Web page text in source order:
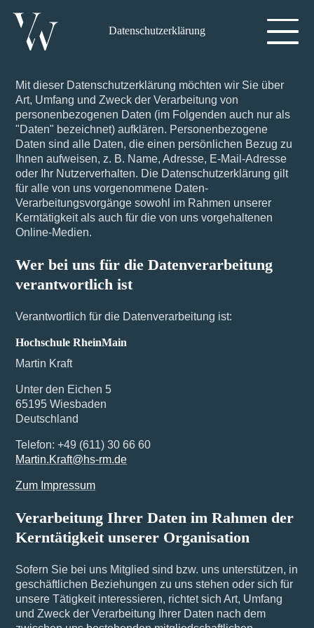
Datenschutzerklärung
Mit dieser Datenschutzerklärung möchten wir Sie über
Art, Umfang und Zweck der Verarbeitung von
personenbezogenen Daten (im Folgenden auch nur als
"Daten" bezeichnet) aufklären. Personenbezogene
Daten sind alle Daten, die einen persönlichen Bezug zu
Ihnen aufweisen, z. B. Name, Adresse, E-Mail-Adresse
oder Ihr Nutzerverhalten. Die Datenschutzerklärung gilt
für alle von uns vorgenommene Daten-
Verarbeitungsvorgänge sowohl im Rahmen unserer
Kerntätigkeit als auch für die von uns vorgehaltenen
Online-Medien.
Wer bei uns für die Datenverarbeitung
verantwortlich ist
Verantwortlich für die Datenverarbeitung ist:
Hochschule RheinMain
Martin Kraft
Unter den Eichen 5
65195 Wiesbaden
Deutschland
Telefon: +49 (611) 30 66 60
Martin.Kraft@hs-rm.de
Zum Impressum
Verarbeitung Ihrer Daten im Rahmen der
Kerntätigkeit unserer Organisation
Sofern Sie bei uns Mitglied sind bzw. uns unterstützen, in
geschäftlichen Beziehungen zu uns stehen oder sich für
unsere Tätigkeit interessieren, richtet sich Art, Umfang
und Zweck der Verarbeitung Ihrer Daten nach dem